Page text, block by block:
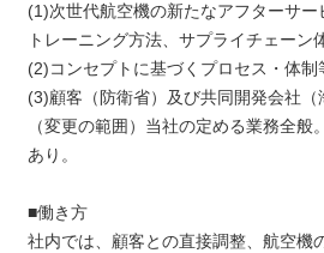
(1)次世代航空機の新たなアフターサ
トレーニング方法、サプライチェーン
(2)コンセプトに基づくプロセス・体制
(3)顧客（防衛省）及び共同開発会社
（変更の範囲）当社の定める業務全
あり。
■働き方
社内では、顧客との直接調整、航空機